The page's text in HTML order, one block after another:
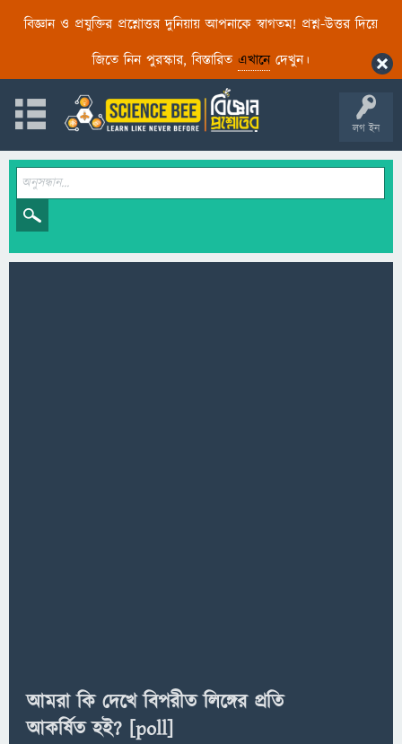
বিজ্ঞান ও প্রযুক্তির প্রশ্নোত্তর দুনিয়ায় আপনাকে স্বাগতম! প্রশ্ন-উত্তর দিয়ে
জিতে নিন পুরস্কার, বিস্তারিত এখানেদেখুন।
লগ ইন
আমরা কি দেখে বিপরীত লিঙ্গের প্রতি
আকর্ষিত হই? [poll]